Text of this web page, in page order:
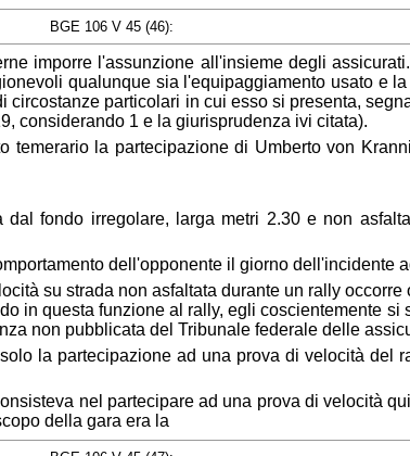
BGE 106 V 45 (46):
imporre l'assunzione all'insieme degli
qualunque sia l'equipaggiamento usato e
particolari in cui esso si presenta,
considerando 1 e la giurisprudenza ivi citata).
la partecipazione di Umberto von
fondo irregolare, larga metri 2.30 e non
dell'opponente il giorno dell'incidente
su strada non asfaltata durante un rally
in questa funzione al rally, egli coscientemente
non pubblicata del Tribunale federale delle
la partecipazione ad una prova di velocità del
nel partecipare ad una prova di velocità
della gara era la